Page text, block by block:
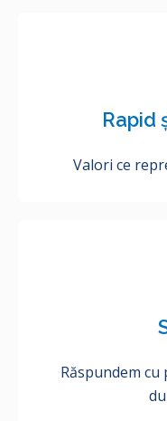
Rapid
Valori ce
Răspundem